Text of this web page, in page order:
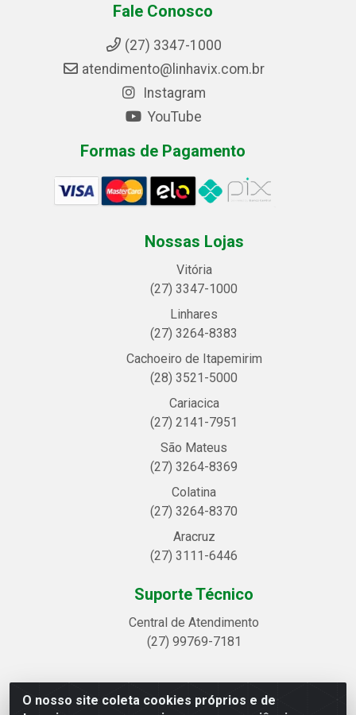
O nosso site coleta cookies próprios e de
Fale Conosco
(27) 3347-1000
atendimento@linhavix.com.br
Instagram
YouTube
Formas de Pagamento
Nossas Lojas
Vitória
(27) 3347-1000
Linhares
(27) 3264-8383
Cachoeiro de Itapemirim
(28) 3521-5000
Cariacica
(27) 2141-7951
São Mateus
(27) 3264-8369
Colatina
(27) 3264-8370
Aracruz
(27) 3111-6446
Suporte Técnico
Central de Atendimento
(27) 99769-7181
Linhavix Distribuidora LTDA - Avenida Alegre, 2521 -